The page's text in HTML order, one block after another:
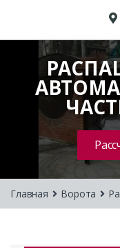
Главная Ворота